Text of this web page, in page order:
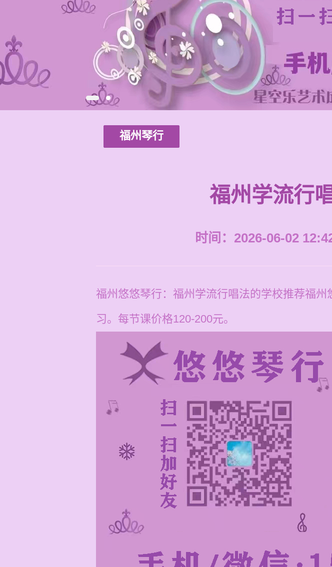
福州琴行
福州学流行
时间：2026-06-02
福州悠悠琴行：福州学流行唱法的学校推荐福
习。每节课价格120-200元。